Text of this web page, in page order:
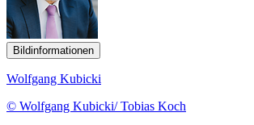
Bildinformationen
Wolfgang Kubicki
© Wolfgang Kubicki/ Tobias Koch